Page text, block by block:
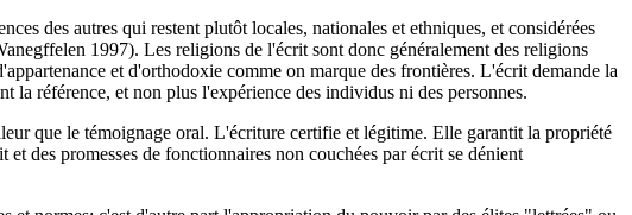
des autres qui restent plutôt locales, nationales et ethniques, et considérées
1997). Les religions de l'écrit sont donc généralement des religions
et d'orthodoxie comme on marque des frontières. L'écrit demande la
référence, et non plus l'expérience des individus ni des personnes.
que le témoignage oral. L'écriture certifie et légitime. Elle garantit la propriété
des promesses de fonctionnaires non couchées par écrit se dénient